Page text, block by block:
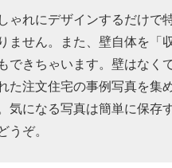
ゃれにデザインするだけ
ません。また、壁自体を「
できちゃいます。壁はなく
た注文住宅の事例写真を集
気になる写真は簡単に保存
うぞ。